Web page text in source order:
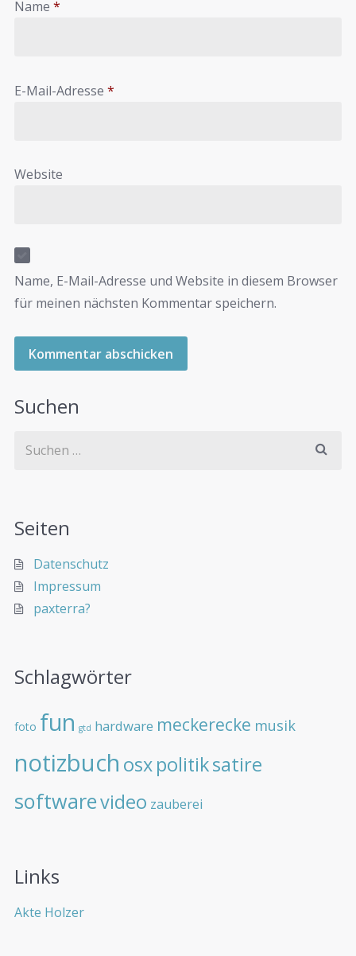
Name *
E-Mail-Adresse *
Website
Name, E-Mail-Adresse und Website in diesem Browser
für meinen nächsten Kommentar speichern.
Suchen
Seiten
Datenschutz
Impressum
paxterra?
Schlagwörter
foto fun gtd hardware meckerecke musik
notizbuch osxpolitiksatire
softwarevideo zauberei
Links
Akte Holzer